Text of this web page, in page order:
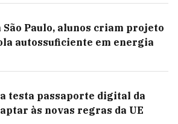
São Paulo, alunos criam projeto
autossuficiente em energia
testa passaporte digital da
às novas regras da UE